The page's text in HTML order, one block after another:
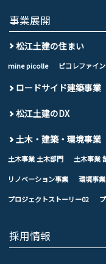
事業展開
松江土建の住まい
mine picolle ピコレファイ
ロードサイド建築事業
松江土建のDX
土木・建築・環境事業
土木事業 土木部門 土木事業
リノベーション事業 環境事業
プロジェクトストーリー02
採用情報